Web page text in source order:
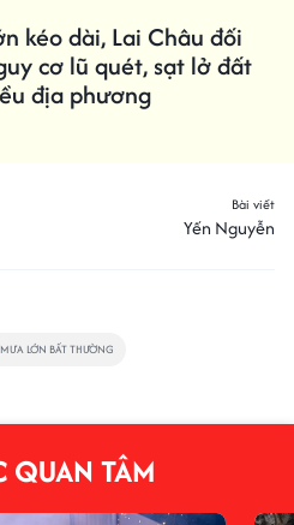
kéo dài, Lai Châu đối
cơ lũ quét, sạt lở đất
địa phương
Bài viết
Yến Nguyễn
MƯA LỚN BẤT THƯỜNG
TÂM